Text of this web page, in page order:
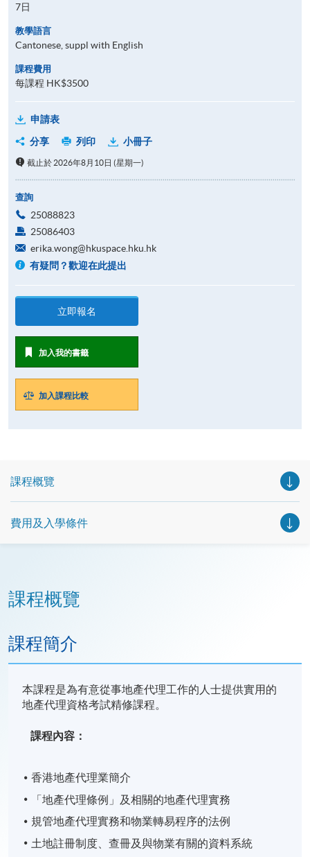
7日
教學語言
Cantonese, suppl with English
課程費用
每課程 HK$3500
申請表
分享
列印 小冊子
截止於 2026年8月10日 (星期一)
查詢
25088823
25086403
erika.wong@hkuspace.hku.hk
有疑問？歡迎在此提出
立即報名
加入我的書籤
加入課程比較
課程概覽
費用及入學條件
課程概覽
課程簡介
本課程是為有意從事地產代理工作的人士提供實用的
地產代理資格考試精修課程。
課程內容：
香港地產代理業簡介
「地產代理條例」及相關的地產代理實務
規管地產代理實務和物業轉易程序的法例
土地註冊制度、查冊及與物業有關的資料系統